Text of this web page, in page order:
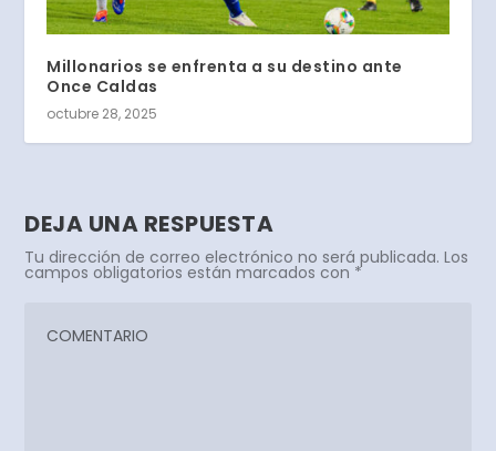
Millonarios se enfrenta a su destino ante
Once Caldas
octubre 28, 2025
DEJA UNA RESPUESTA
Tu dirección de correo electrónico no será publicada. Los
campos obligatorios están marcados con *